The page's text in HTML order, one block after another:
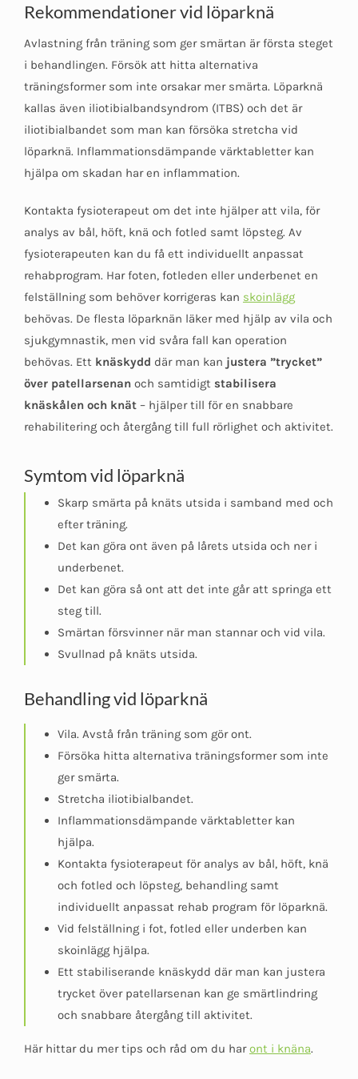
Rekommendationer vid löparknä
Avlastning från träning som ger smärtan är första steget
i behandlingen. Försök att hitta alternativa
träningsformer som inte orsakar mer smärta. Löparknä
kallas även iliotibialbandsyndrom (ITBS) och det är
iliotibialbandet som man kan försöka stretcha vid
löparknä. Inflammationsdämpande värktabletter kan
hjälpa om skadan har en inflammation.
Kontakta fysioterapeut om det inte hjälper att vila, för
analys av bål, höft, knä och fotled samt löpsteg. Av
fysioterapeuten kan du få ett individuellt anpassat
rehabprogram. Har foten, fotleden eller underbenet en
felställning som behöver korrigeras kan skoinlägg
behövas. De flesta löparknän läker med hjälp av vila och
sjukgymnastik, men vid svåra fall kan operation
behövas. Ett knäskydd där man kan justera ”trycket”
över patellarsenanoch samtidigt stabilisera
knäskålen och knät– hjälper till för en snabbare
rehabilitering och återgång till full rörlighet och aktivitet.
Symtom vid löparknä
Skarp smärta på knäts utsida i samband med och
efter träning.
Det kan göra ont även på lårets utsida och ner i
underbenet.
Det kan göra så ont att det inte går att springa ett
steg till.
Smärtan försvinner när man stannar och vid vila.
Svullnad på knäts utsida.
Behandling vid löparknä
Vila. Avstå från träning som gör ont.
Försöka hitta alternativa träningsformer som inte
ger smärta.
Stretcha iliotibialbandet.
Inflammationsdämpande värktabletter kan
hjälpa.
Kontakta fysioterapeut för analys av bål, höft, knä
och fotled och löpsteg, behandling samt
individuellt anpassat rehab program för löparknä.
Vid felställning i fot, fotled eller underben kan
skoinlägg hjälpa.
Ett stabiliserande knäskydd där man kan justera
trycket över patellarsenan kan ge smärtlindring
och snabbare återgång till aktivitet.
Här hittar du mer tips och råd om du haront i knäna.